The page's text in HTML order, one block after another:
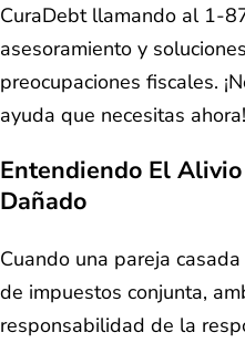
CuraDebt llamando al 1-
asesoramiento y
preocupaciones fiscales.
ayuda que necesitas ahora!
Entendiendo El
Dañado
Cuando una pareja
de impuestos conjunta,
responsabilidad de la